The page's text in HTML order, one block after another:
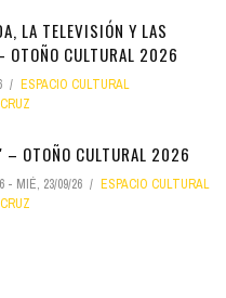
LA TELEVISIÓN Y LAS
OTOÑO CULTURAL 2026
ESPACIO CULTURAL
– OTOÑO CULTURAL 2026
- MIÉ, 23/09/26
ESPACIO CULTURAL